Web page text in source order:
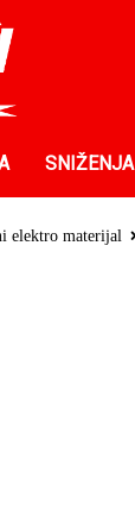
SNIŽENJA
elektro materijal